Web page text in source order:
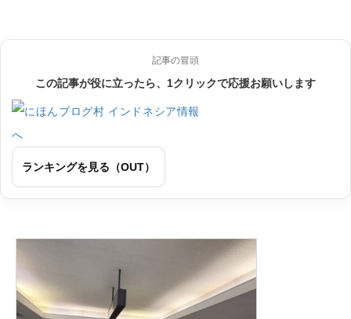
記事の冒頭
この記事が役に立ったら、1クリックで応援お願いします
ランキングを見る（OUT）